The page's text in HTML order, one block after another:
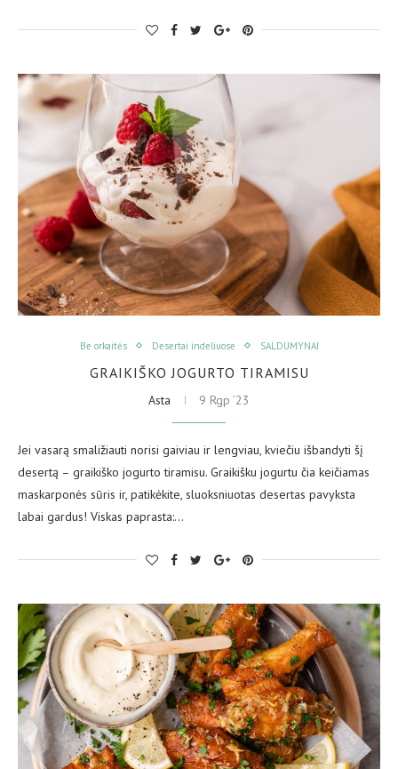
Be orkaitės Desertai indeliuose SALDUMYNAI
GRAIKIŠKO JOGURTO TIRAMISU
Asta 9 Rgp ’23
Jei vasarą smaližiauti norisi gaiviau ir lengviau, kviečiu išbandyti šį
desertą – graikiško jogurto tiramisu. Graikišku jogurtu čia keičiamas
maskarponės sūris ir, patikėkite, sluoksniuotas desertas pavyksta
labai gardus! Viskas paprasta:…